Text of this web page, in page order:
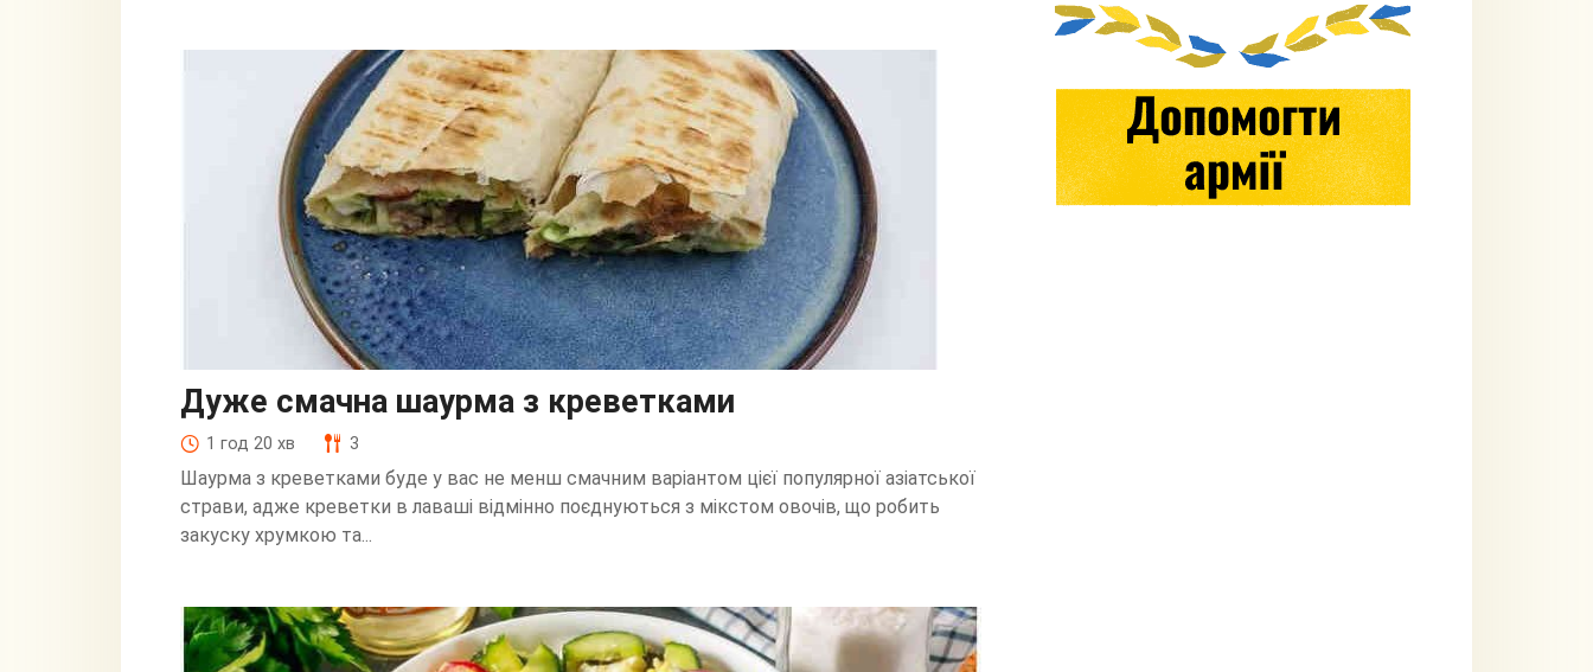
Дуже смачна шаурма з креветками
1 год 20 хв 3
Шаурма з креветками буде у вас не менш смачним варіантом цієї популярної азіатської
страви, адже креветки в лаваші відмінно поєднуються з мікстом овочів, що робить
закуску хрумкою та...